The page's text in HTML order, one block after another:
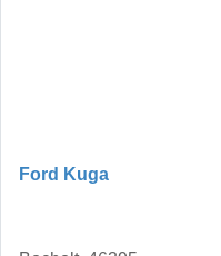
Ford Kuga